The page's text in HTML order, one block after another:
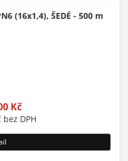
(16x1,4), ŠEDÉ - 500 m
Kč
bez DPH